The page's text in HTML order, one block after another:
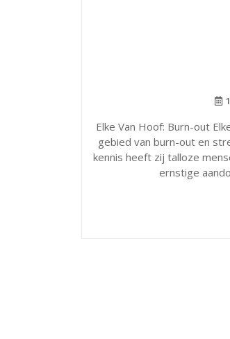
Elke Van Hoof: Burn-out
gebied van burn-out en
kennis heeft zij talloze
ernstige